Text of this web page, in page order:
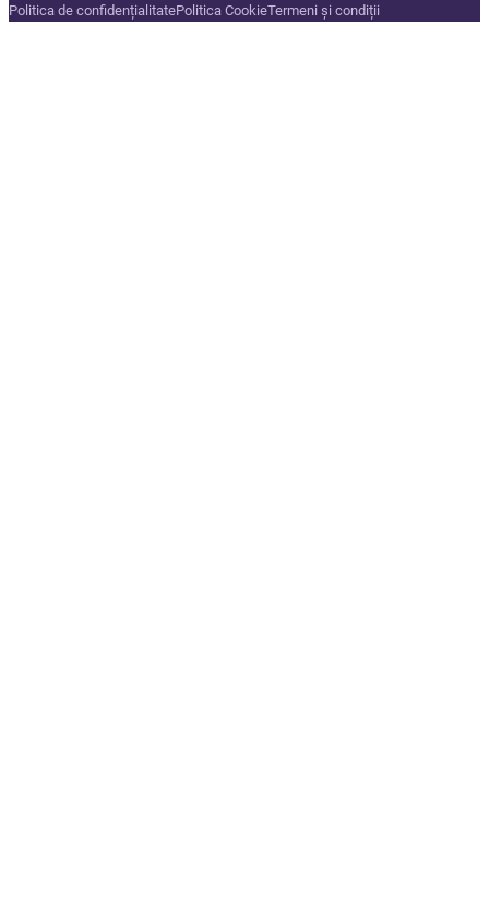
Politica de confidențialitatePolitica CookieTermeni și condiții